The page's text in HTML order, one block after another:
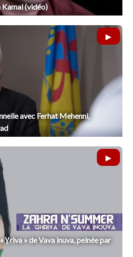
Kamal (vidéo)
avec Ferhat Mehenni,
Ɣriva » de Vava inuva, peinée par